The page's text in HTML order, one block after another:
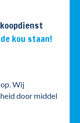
kou staan!
Wij
door middel